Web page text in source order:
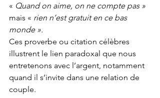
« Quand on aime, on ne compte pas »
mais « rien n’est gratuit en ce bas
monde ».
Ces proverbe ou citation célèbres
illustrent le lien paradoxal que nous
entretenons avec l’argent, notamment
quand il s’invite dans une relation de
couple.